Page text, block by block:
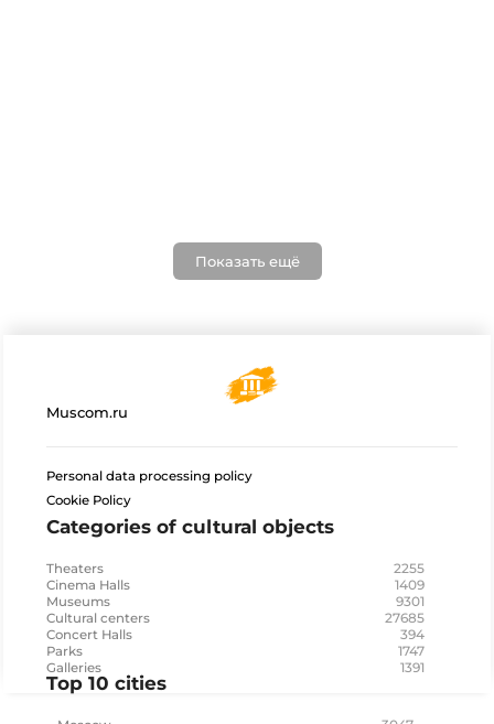
Показать ещё
Muscom.ru
Personal data processing policy
Cookie Policy
Categories of cultural objects
Theaters 2255
Cinema Halls 1409
Museums 9301
Cultural centers 27685
Concert Halls 394
Parks 1747
Galleries 1391
Top 10 cities